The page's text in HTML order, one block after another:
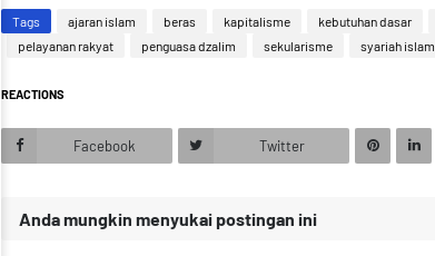
Tags ajaran islam beras kapitalisme kebutuhan dasar
pelayanan rakyat
penguasa dzalim sekularisme syariah islam
REACTIONS
Facebook Twitter
Anda mungkin menyukai postingan ini